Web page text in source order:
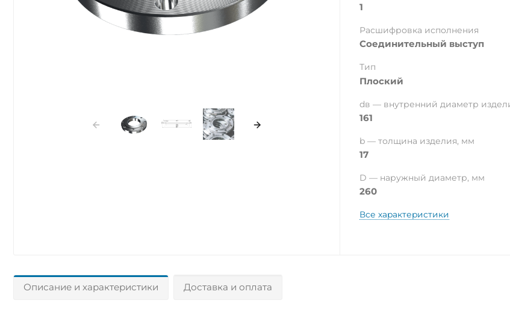
1
Расшифровка исполнения
Соединительный выступ
Тип
Плоский
dв — внутренний диаметр
161
b — толщина изделия, мм
17
D — наружный диаметр, мм
260
Все характеристики
Описание и характеристики Доставка и оплата